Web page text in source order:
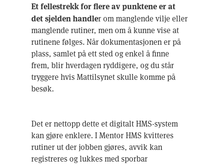
Et fellestrekk for flere av punktene er at
det sjelden handler om manglende vilje eller
manglende rutiner, men om å kunne vise at
rutinene følges. Når dokumentasjonen er på
plass, samlet på ett sted og enkel å finne
frem, blir hverdagen ryddigere, og du står
tryggere hvis Mattilsynet skulle komme på
besøk.
Det er nettopp dette et digitalt HMS-system
kan gjøre enklere. I Mentor HMS kvitteres
rutiner ut der jobben gjøres, avvik kan
registreres og lukkes med sporbar